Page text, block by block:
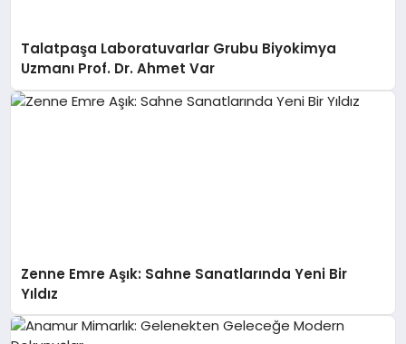
Talatpaşa Laboratuvarlar Grubu Biyokimya
Uzmanı Prof. Dr. Ahmet Var
Zenne Emre Aşık: Sahne Sanatlarında Yeni Bir
Yıldız